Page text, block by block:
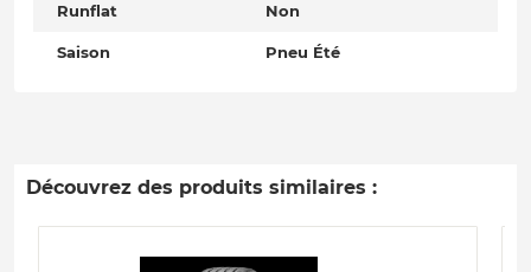
Runflat Non
Saison Pneu Été
Découvrez des produits similaires :